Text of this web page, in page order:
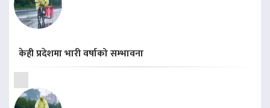
केही प्रदेशमा भारी वर्षाको सम्भावना